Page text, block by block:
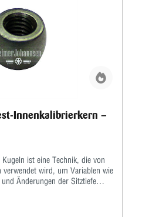
Innenkalibrierkern –
ist eine Technik, die von
verwendet wird, um Variablen wie
Änderungen der Sitztiefe